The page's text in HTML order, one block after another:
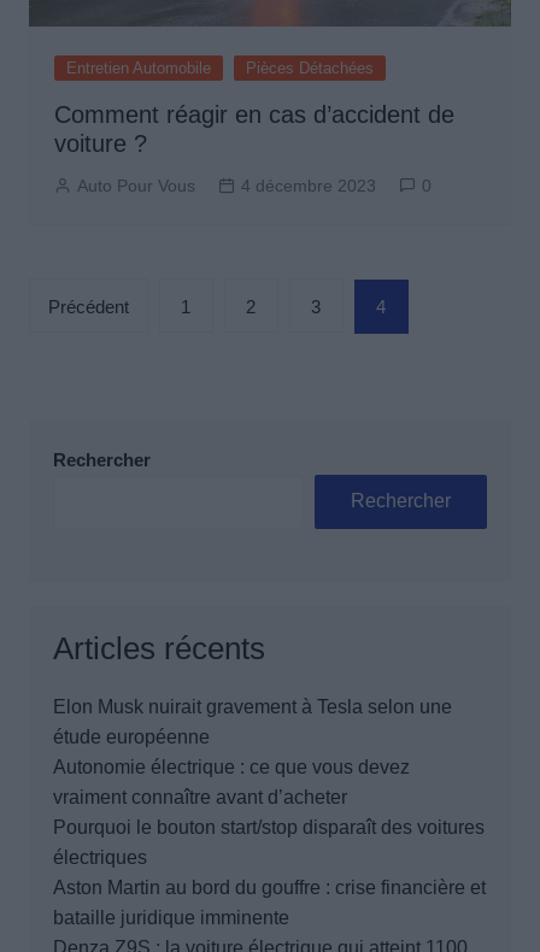
Entretien Automobile Pièces Détachées
Comment réagir en cas d’accident de
voiture ?
Auto Pour Vous 4 décembre 2023 0
Pagination
Précédent 1 2 3 4
Rechercher
Rechercher
Articles récents
Elon Musk nuirait gravement à Tesla selon une
étude européenne
Autonomie électrique : ce que vous devez
vraiment connaître avant d’acheter
Pourquoi le bouton start/stop disparaît des voitures
électriques
Aston Martin au bord du gouffre : crise financière et
bataille juridique imminente
Denza Z9S : la voiture électrique qui atteint 1100